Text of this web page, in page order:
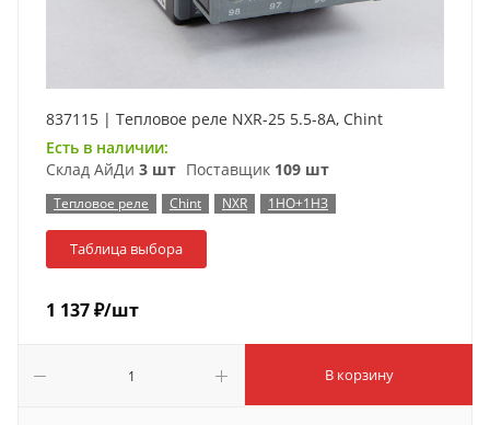
837115 | Тепловое реле NXR-25 5.5-8А, Chint
Есть в наличии:
Склад АйДи 3 шт Поставщик 109 шт
Тепловое реле Chint NXR 1НО+1НЗ
Таблица выбора
1 137₽/шт
В корзину